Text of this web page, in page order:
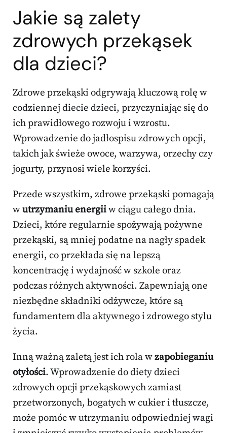
Jakie są zalety
zdrowych przekąsek
dla dzieci?
Zdrowe przekąski odgrywają kluczową rolę w
codziennej diecie dzieci, przyczyniając się do
ich prawidłowego rozwoju i wzrostu.
Wprowadzenie do jadłospisu zdrowych opcji,
takich jak świeże owoce, warzywa, orzechy czy
jogurty, przynosi wiele korzyści.
Przede wszystkim, zdrowe przekąski pomagają
wutrzymaniu energiiw ciągu całego dnia.
Dzieci, które regularnie spożywają pożywne
przekąski, są mniej podatne na nagły spadek
energii, co przekłada się na lepszą
koncentrację i wydajność w szkole oraz
podczas różnych aktywności. Zapewniają one
niezbędne składniki odżywcze, które są
fundamentem dla aktywnego i zdrowego stylu
życia.
Inną ważną zaletą jest ich rola wzapobieganiu
otyłości. Wprowadzenie do diety dzieci
zdrowych opcji przekąskowych zamiast
przetworzonych, bogatych w cukier i tłuszcze,
może pomóc w utrzymaniu odpowiedniej wagi